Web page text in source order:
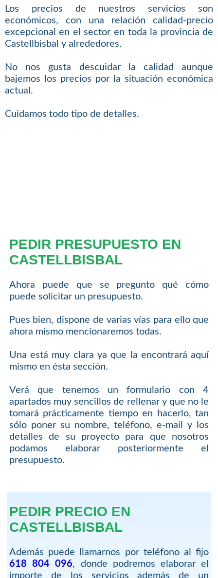
Los precios de nuestros servicios son
económicos, con una relación calidad-precio
excepcional en el sector en toda la provincia de
Castellbisbal y alrededores.
No nos gusta descuidar la calidad aunque
bajemos los precios por la situación económica
actual.
Cuidamos todo tipo de detalles.
PEDIR PRESUPUESTO EN
CASTELLBISBAL
Ahora puede que se pregunto qué cómo
puede solicitar un presupuesto.
Pues bien, dispone de varias vías para ello que
ahora mismo mencionaremos todas.
Una está muy clara ya que la encontrará aquí
mismo en ésta sección.
Verá que tenemos un formulario con 4
apartados muy sencillos de rellenar y que no le
tomará prácticamente tiempo en hacerlo, tan
sólo poner su nombre, teléfono, e-mail y los
detalles de su proyecto para que nosotros
podamos elaborar posteriormente el
presupuesto.
PEDIR PRECIO EN
CASTELLBISBAL
Además puede llamarnos por teléfono al fijo
618 804 096, donde podremos elaborar el
importe de los servicios además de un